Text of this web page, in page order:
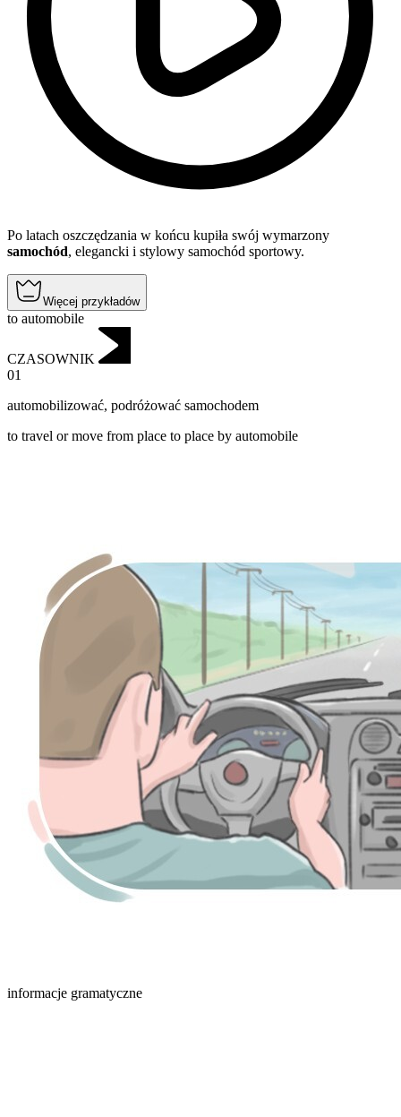
Po latach oszczędzania w końcu kupiła swój wymarzony
samochód, elegancki i stylowy samochód sportowy.
Więcej przykładów
to automobile
CZASOWNIK
01
automobilizować, podróżować samochodem
to travel or move from place to place by automobile
informacje gramatyczne